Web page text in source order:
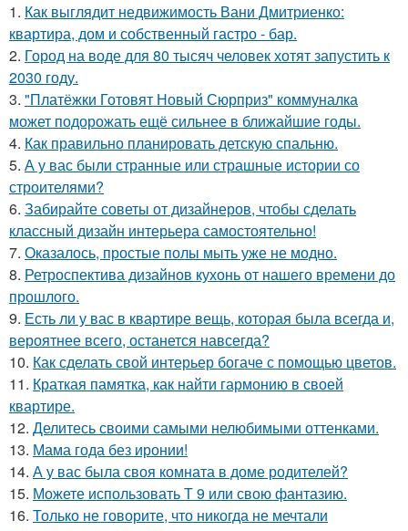
1. Как выглядит недвижимость Вани Дмитриенко:
квартира, дом и собственный гастро - бар.
2. Город на воде для 80 тысяч человек хотят запустить к
2030 году.
3. "Платёжки Готовят Новый Сюрприз" коммуналка
может подорожать ещё сильнее в ближайшие годы.
4. Как правильно планировать детскую спальню.
5. А у вас были странные или страшные истории со
строителями?
6. Забирайте советы от дизайнеров, чтобы сделать
классный дизайн интерьера самостоятельно!
7. Оказалось, простые полы мыть уже не модно.
8. Ретроспектива дизайнов кухонь от нашего времени до
прошлого.
9. Есть ли у вас в квартире вещь, которая была всегда и,
вероятнее всего, останется навсегда?
10. Как сделать свой интерьер богаче с помощью цветов.
11. Краткая памятка, как найти гармонию в своей
квартире.
12. Делитесь своими самыми нелюбимыми оттенками.
13. Мама года без иронии!
14. А у вас была своя комната в доме родителей?
15. Можете использовать Т 9 или свою фантазию.
16. Только не говорите, что никогда не мечтали